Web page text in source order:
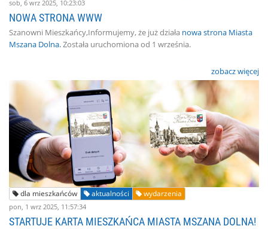
sob, 6 wrz 2025, 10:23:03
NOWA STRONA WWW
Szanowni Mieszkańcy,Informujemy, że już działa nowa strona Miasta
Mszana Dolna.Została uruchomiona od 1 września.
zobacz więcej
dla mieszkańców aktualności wydarzenia
pon, 1 wrz 2025, 11:57:34
STARTUJE KARTA MIESZKAŃCA MIASTA MSZANA DOLNA!